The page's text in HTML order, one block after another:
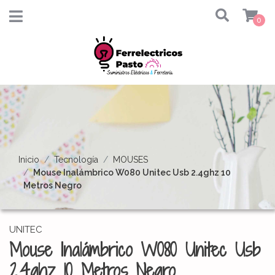
0
Inicio Tecnología
MOUSES
Mouse Inalámbrico W080 Unitec Usb 2.4ghz 10
Metros Negro
UNITEC
Mouse Inalámbrico W080 Unitec Usb